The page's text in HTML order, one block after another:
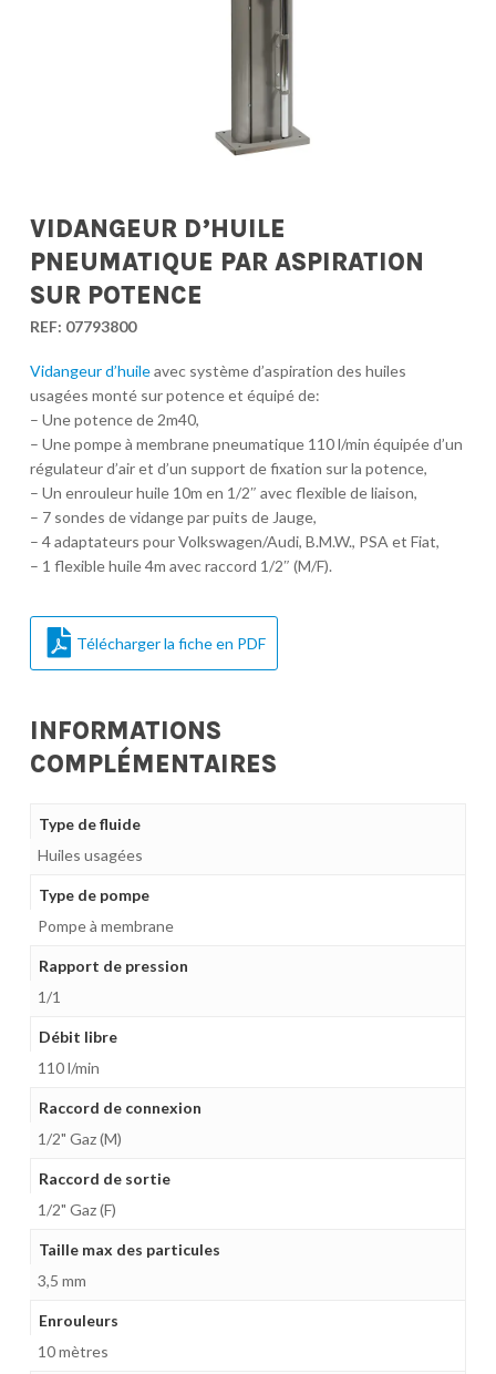
VIDANGEUR D’HUILE
PNEUMATIQUE PAR ASPIRATION
SUR POTENCE
REF: 07793800
Vidangeur d’huileavec système d’aspiration des huiles
usagées monté sur potence et équipé de:
– Une potence de 2m40,
– Une pompe à membrane pneumatique 110 l/min équipée d’un
régulateur d’air et d’un support de fixation sur la potence,
– Un enrouleur huile 10m en 1/2″ avec flexible de liaison,
– 7 sondes de vidange par puits de Jauge,
– 4 adaptateurs pour Volkswagen/Audi, B.M.W., PSA et Fiat,
– 1 flexible huile 4m avec raccord 1/2″ (M/F).
Télécharger la fiche en PDF
INFORMATIONS
COMPLÉMENTAIRES
Type de fluide
Huiles usagées
Type de pompe
Pompe à membrane
Rapport de pression
1/1
Débit libre
110 l/min
Raccord de connexion
1/2" Gaz (M)
Raccord de sortie
1/2" Gaz (F)
Taille max des particules
3,5 mm
Enrouleurs
10 mètres